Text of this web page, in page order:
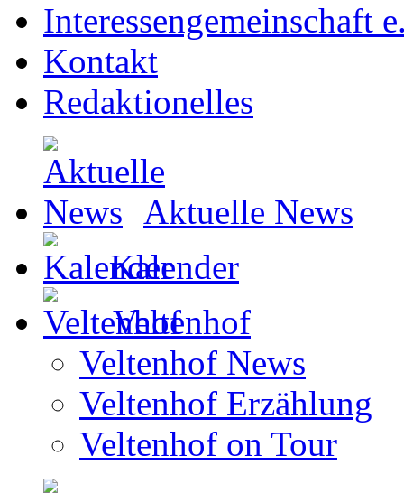
Interessengemeinschaft
Kontakt
Redaktionelles
Aktuelle News
Kalender
Veltenhof
Veltenhof News
Veltenhof Erzählung
Veltenhof on Tour